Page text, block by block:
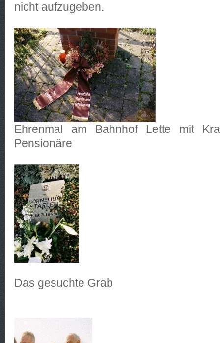
nicht aufzugeben.
Ehrenmal am Bahnhof Lette mit
Pensionäre
Das gesuchte Grab